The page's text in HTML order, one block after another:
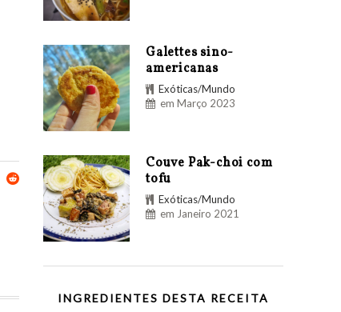
Galettes sino-
americanas
Exóticas/Mundo
em Março 2023
Couve Pak-choi com
tofu
Exóticas/Mundo
em Janeiro 2021
INGREDIENTES DESTA RECEITA